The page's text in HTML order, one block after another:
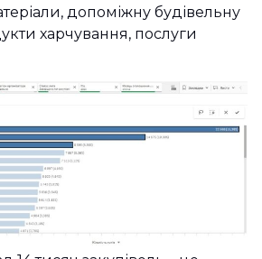
допоміжну будівельну
харчування, послуги